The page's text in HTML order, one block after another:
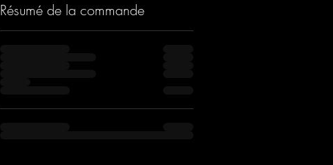
Résumé de la commande